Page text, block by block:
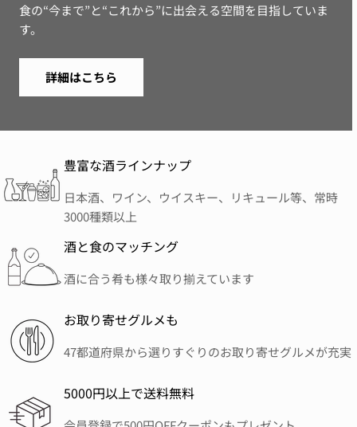
食の“今まで”と“これから”に出会える空間を目指していま
す。
詳細はこちら
豊富な酒ラインナップ
日本酒、ワイン、ウイスキー、リキュール等、常時
3000種類以上
酒と食のマッチング
酒に合う肴も様々取り揃えています
お取り寄せグルメも
47都道府県から選りすぐりのお取り寄せグルメが充実
5000円以上で送料無料